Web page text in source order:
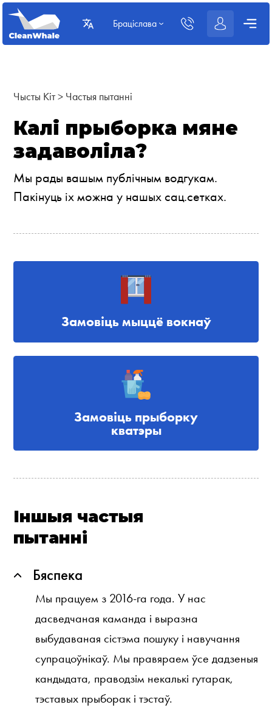
Браціслава
Чысты Кіт> Частыя пытанні
Калі прыборка мяне
задаволіла?
Мы рады вашым публічным водгукам.
Пакінуць іх можна у нашых сац.сетках.
Замовіць мыццё вокнаў
Замовіць прыборку
кватэры
Іншыя частыя
пытанні
Бяспека
Мы працуем з 2016-га года. У нас
дасведчаная каманда і выразна
выбудаваная сістэма пошуку і навучання
супрацоўнікаў. Мы правяраем ўсе дадзеныя
кандыдата, праводзім некалькі гутарак,
тэставых прыборак і тэстаў.